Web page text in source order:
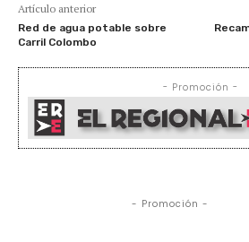
Artículo anterior
Red de agua potable sobre
Carril Colombo
- Promoción -
- Promoción -